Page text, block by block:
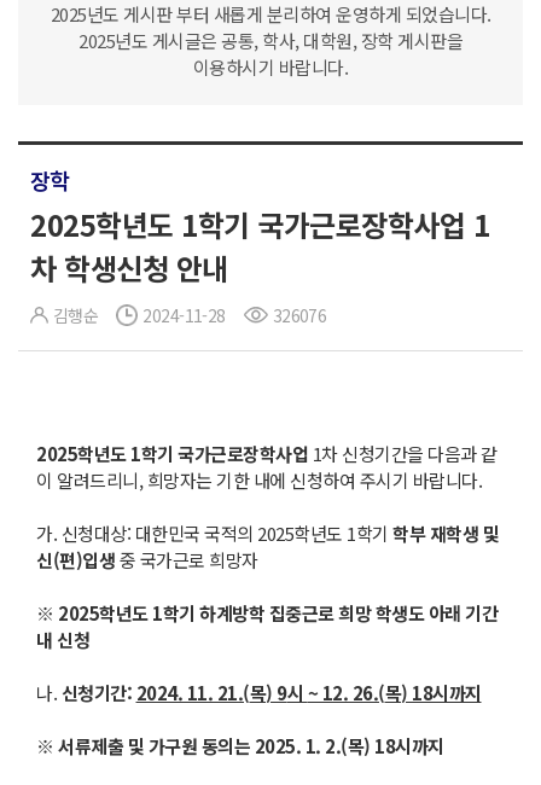
2025년도 게시판 부터 새롭게 분리하여 운영하게 되었습니다.
2025년도 게시글은 공통, 학사, 대학원, 장학 게시판을
이용하시기 바랍니다.
장학
2025학년도 1학기 국가근로장학사업 1
차 학생신청 안내
김행순 2024-11-28 326076
2025학년도1학기 국가근로장학사업 1차 신청기간을 다음과 같
이 알려드리니, 희망자는 기한 내에 신청하여 주시기 바랍니다.
가. 신청대상: 대한민국 국적의 2025학년도 1학기 학부 재학생 및
신(편)입생중 국가근로 희망자
※ 2025학년도1학기 하계방학 집중근로 희망 학생도 아래 기간
내 신청
나. 신청기간: 2024. 11. 21.(목) 9시 ~ 12. 26.(목) 18시까지
※ 서류제출 및 가구원 동의는 2025. 1. 2.(목) 18시까지